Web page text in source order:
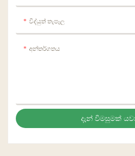
විද්යුත් තැපෑල
අන්තර්ගතය
දැන් විමසුමක්